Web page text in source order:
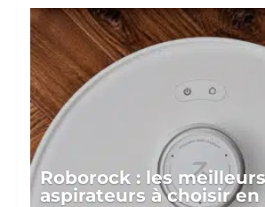
Roborock : les
aspirateurs à choisir en